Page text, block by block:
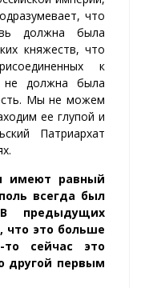
что
должна была
княжеств, что
к
не должна была
Мы не можем
ее глупой и
Патриархат
имеют равный
всегда был
предыдущих
что это больше
сейчас это
другой первым